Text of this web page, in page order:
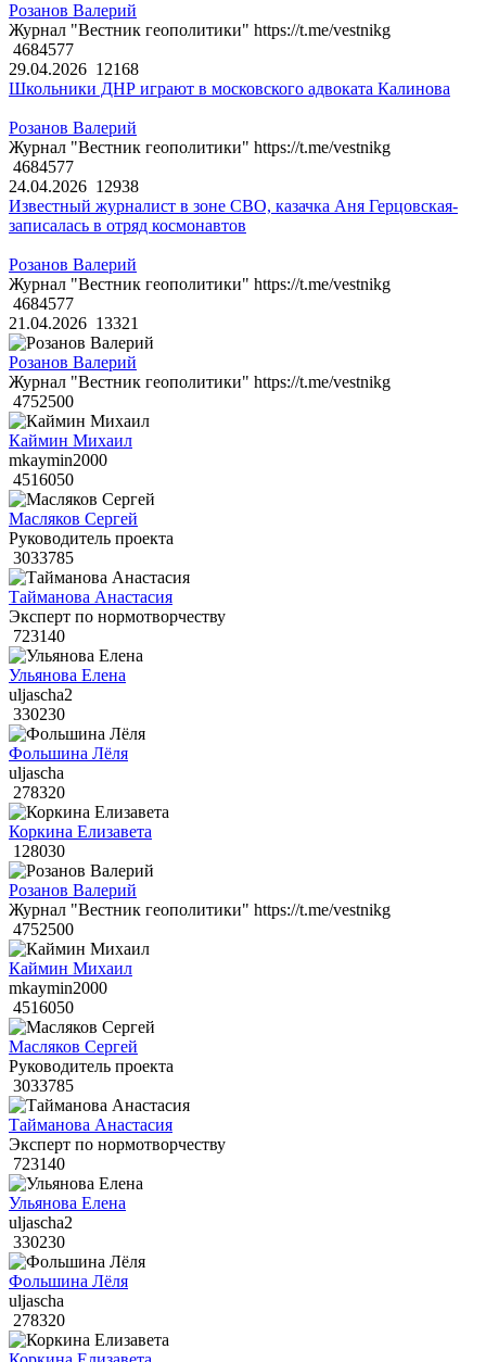
Розанов Валерий
Журнал "Вестник геополитики" https://t.me/vestnikg
4684577
29.04.2026 12168
Школьники ДНР играют в московского адвоката Калинова
Розанов Валерий
Журнал "Вестник геополитики" https://t.me/vestnikg
4684577
24.04.2026 12938
Известный журналист в зоне СВО, казачка Аня Герцовская-
записалась в отряд космонавтов
Розанов Валерий
Журнал "Вестник геополитики" https://t.me/vestnikg
4684577
21.04.2026 13321
Розанов Валерий
Журнал "Вестник геополитики" https://t.me/vestnikg
4752500
Каймин Михаил
mkaymin2000
4516050
Масляков Сергей
Руководитель проекта
3033785
Тайманова Анастасия
Эксперт по нормотворчеству
723140
Ульянова Елена
uljascha2
330230
Фольшина Лёля
uljascha
278320
Коркина Елизавета
128030
Розанов Валерий
Журнал "Вестник геополитики" https://t.me/vestnikg
4752500
Каймин Михаил
mkaymin2000
4516050
Масляков Сергей
Руководитель проекта
3033785
Тайманова Анастасия
Эксперт по нормотворчеству
723140
Ульянова Елена
uljascha2
330230
Фольшина Лёля
uljascha
278320